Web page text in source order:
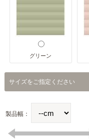
グリーン
サイズをご指定ください
製品幅：